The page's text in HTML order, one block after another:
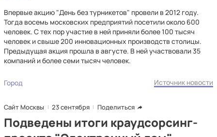
Впервые акцию "День без турникетов" провели в 2012 году.
Тогда восемь московских предприятий посетили около 600
человек. С тех пор участие в ней приняли более 100 тысяч
человек и свыше 200 инновационных производств столицы.
Предыдущая акция прошла в августе. В ней участвовали 35
компаний и более семи тысяч человек.
Город Источник новости
Сайт Москвы 23 сентября Поделиться
Подведены итоги краудсорсинг-